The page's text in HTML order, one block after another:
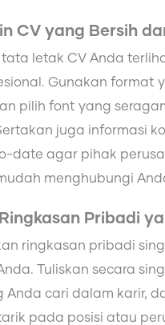
CV yang Bersih
letak CV Anda
Gunakan format
pilih font yang
juga informasi
date agar pihak
menghubungi
Pribadi
ringkasan pribadi
Tuliskan secara
Anda cari dalam karir,
pada posisi atau